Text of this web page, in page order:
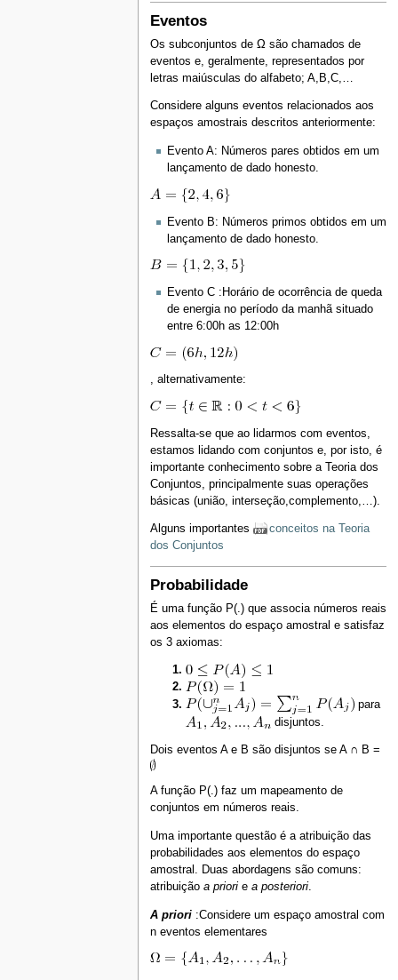
Eventos
Os subconjuntos de Ω são chamados de
eventos e, geralmente, representados por
letras maiúsculas do alfabeto; A,B,C,…
Considere alguns eventos relacionados aos
espaços amostrais descritos anteriormente:
Evento A: Números pares obtidos em um
lançamento de dado honesto.
Evento B: Números primos obtidos em um
lançamento de dado honesto.
Evento C :Horário de ocorrência de queda
de energia no período da manhã situado
entre 6:00h as 12:00h
, alternativamente:
Ressalta-se que ao lidarmos com eventos,
estamos lidando com conjuntos e, por isto, é
importante conhecimento sobre a Teoria dos
Conjuntos, principalmente suas operações
básicas (união, interseção,complemento,…).
Alguns importantes
conceitos na Teoria
dos Conjuntos
Probabilidade
É uma função P(.) que associa números reais
aos elementos do espaço amostral e satisfaz
os 3 axiomas:
para
disjuntos.
Dois eventos A e B são disjuntos se A ∩ B =
A função P(.) faz um mapeamento de
conjuntos em números reais.
Uma importante questão é a atribuição das
probabilidades aos elementos do espaço
amostral. Duas abordagens são comuns:
atribuição a priorie a posteriori.
A priori:Considere um espaço amostral com
n eventos elementares